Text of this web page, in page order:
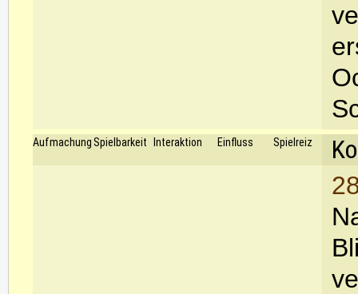
Aufmachung Spielbarkeit Interaktion Einfluss Spielreiz